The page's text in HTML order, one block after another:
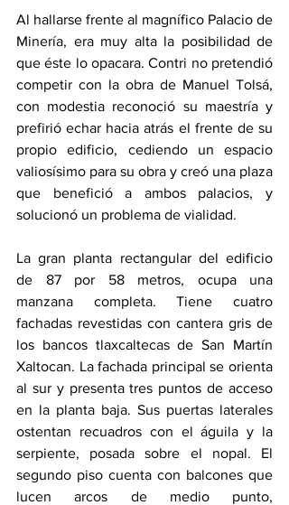
Al hallarse frente al magnífico Palacio de
Minería, era muy alta la posibilidad de
que éste lo opacara. Contri no pretendió
competir con la obra de Manuel Tolsá,
con modestia reconoció su maestría y
prefirió echar hacia atrás el frente de su
propio edificio, cediendo un espacio
valiosísimo para su obra y creó una plaza
que benefició a ambos palacios, y
solucionó un problema de vialidad.
La gran planta rectangular del edificio
de 87 por 58 metros, ocupa una
manzana completa. Tiene cuatro
fachadas revestidas con cantera gris de
los bancos tlaxcaltecas de San Martín
Xaltocan. La fachada principal se orienta
al sur y presenta tres puntos de acceso
en la planta baja. Sus puertas laterales
ostentan recuadros con el águila y la
serpiente, posada sobre el nopal. El
segundo piso cuenta con balcones que
lucen arcos de medio punto,